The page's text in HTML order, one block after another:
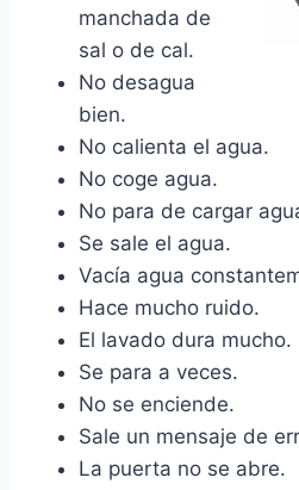
manchada de
sal o de cal.
No desagua
bien.
No calienta el agua.
No coge agua.
No para de cargar
Se sale el agua.
Vacía agua
Hace mucho ruido.
El lavado dura mucho.
Se para a veces.
No se enciende.
Sale un mensaje de
La puerta no se abre.